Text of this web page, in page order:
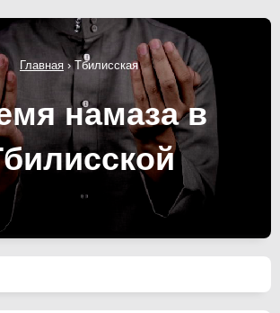
Главная ›Тбилисская
намаза в